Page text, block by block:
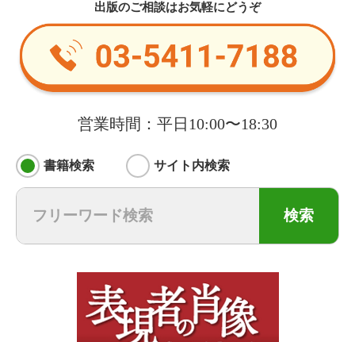
出版のご相談はお気軽にどうぞ
営業時間：平日10:00〜18:30
書籍検索 サイト内検索
検索